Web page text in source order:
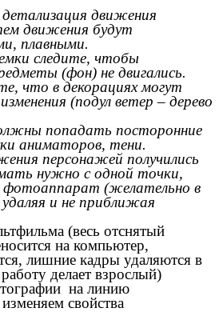
движения
движения будут
плавными.
следите, чтобы
(фон) не двигались.
что в декорациях могут
(подул ветер – дерево
попадать посторонние
аниматоров, тени.
персонажей получились
нужно с одной точки,
фотоаппарат (желательно в
и не приближая
(весь отснятый
на компьютер,
лишние кадры удаляются в
делает взрослый)
на линию
свойства